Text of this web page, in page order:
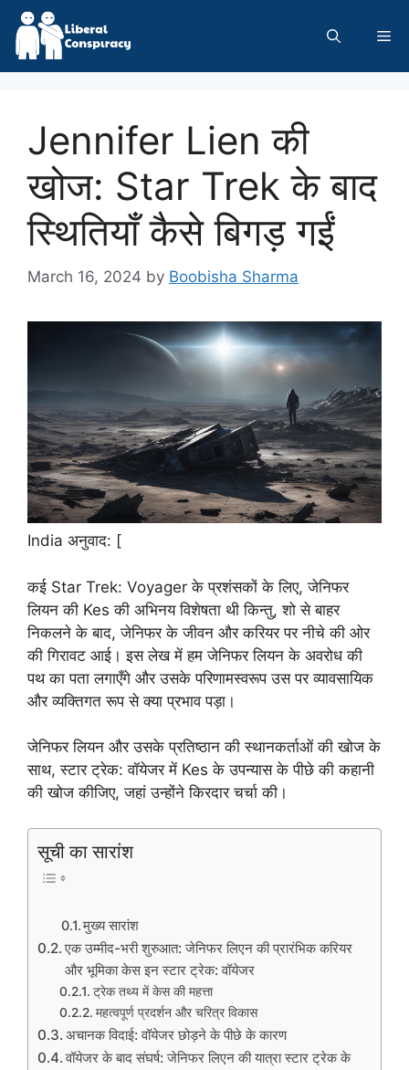
Skip
content
Jennifer Lien की
खोज: Star Trek के बाद
स्थितियाँ कैसे बिगड़ गईं
March 16, 2024 by Boobisha Sharma
India अनुवाद: [
कई Star Trek: Voyager के प्रशंसकों के लिए, जेनिफर
लियन की Kes की अभिनय विशेषता थी किन्तु, शो से बाहर
निकलने के बाद, जेनिफर के जीवन और करियर पर नीचे की ओर
की गिरावट आई। इस लेख में हम जेनिफर लियन के अवरोध की
पथ का पता लगाएँगे और उसके परिणामस्वरूप उस पर व्यावसायिक
और व्यक्तिगत रूप से क्या प्रभाव पड़ा।
जेनिफर लियन और उसके प्रतिष्ठान की स्थानकर्ताओं की खोज के
साथ, स्टार ट्रेक: वॉयेजर में Kes के उपन्यास के पीछे की कहानी
की खोज कीजिए, जहां उन्होंने किरदार चर्चा की।
सूची का सारांश
मुख्य सारांश
एक उम्मीद-भरी शुरुआत: जेनिफर लिएन की प्रारंभिक करियर
और भूमिका केस इन स्टार ट्रेक: वॉयेजर
ट्रेक तथ्य में केस की महत्ता
महत्वपूर्ण प्रदर्शन और चरित्र विकास
अचानक विदाई: वॉयेजर छोड़ने के पीछे के कारण
वॉयेजर के बाद संघर्ष: जेनिफर लिएन की यात्रा स्टार ट्रेक के